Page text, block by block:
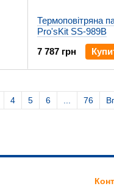
Термоповітряна
Pro'sKit SS-989B
7 787 грн
4 5 6 ... 76